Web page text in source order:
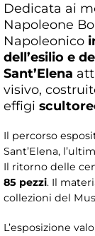
Dedicata ai
Napoleone
Napoleonico
dell’esilio e
Sant’Elena
visivo,
effigi
Il percorso
Sant’Elena,
Il ritorno delle
85 pezzi. Il
collezioni del
L’esposizione